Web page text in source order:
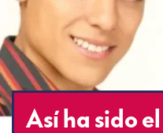
Así ha sido